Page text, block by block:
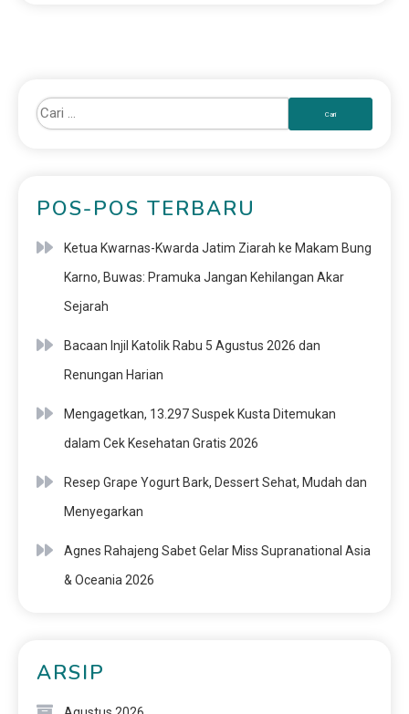
POS-POS TERBARU
Ketua Kwarnas-Kwarda Jatim Ziarah ke Makam Bung
Karno, Buwas: Pramuka Jangan Kehilangan Akar
Sejarah
Bacaan Injil Katolik Rabu 5 Agustus 2026 dan
Renungan Harian
Mengagetkan, 13.297 Suspek Kusta Ditemukan
dalam Cek Kesehatan Gratis 2026
Resep Grape Yogurt Bark, Dessert Sehat, Mudah dan
Menyegarkan
Agnes Rahajeng Sabet Gelar Miss Supranational Asia
& Oceania 2026
ARSIP